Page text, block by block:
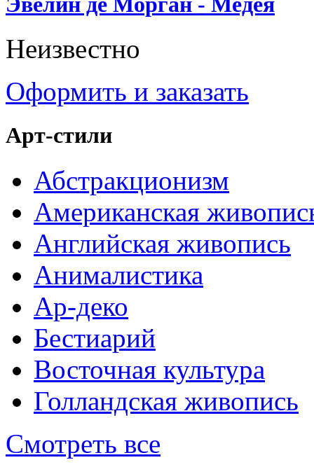
Неизвестно
Оформить и заказать
Арт-стили
Абстракционизм
Американская
Английская живопись
Анималистика
Ар-деко
Бестиарий
Восточная культура
Голландская живопись
Смотреть все